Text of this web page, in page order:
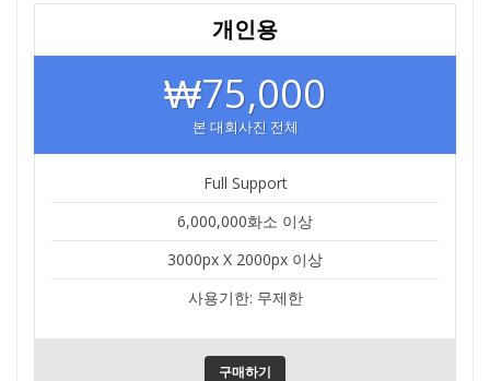
개인용
₩75,000
본 대회사진 전체
Full Support
6,000,000화소 이상
3000px X 2000px 이상
사용기한: 무제한
구매하기